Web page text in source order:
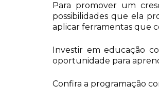
Para promover um
possibilidades que ela
aplicar ferramentas que
Investir em educação
oportunidade para
Confira a programação